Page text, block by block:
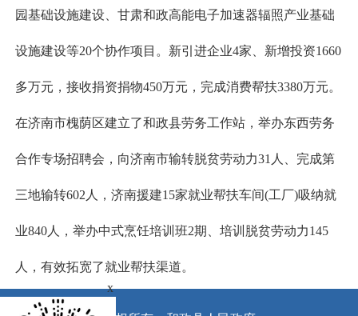
园基础设施建设、甘肃和政高能电子加速器辐照产业基础
设施建设等20个协作项目。新引进企业4家、新增投资1660
多万元，接收捐资捐物450万元，完成消费帮扶3380万元。
在济南市槐荫区建立了和政县劳务工作站，举办东西劳务
合作专场招聘会，向济南市输转脱贫劳动力31人、完成第
三地输转602人，济南援建15家就业帮扶车间(工厂)吸纳就
业840人，举办中式烹饪培训班2期、培训脱贫劳动力145
人，有效拓宽了就业帮扶渠道。
x